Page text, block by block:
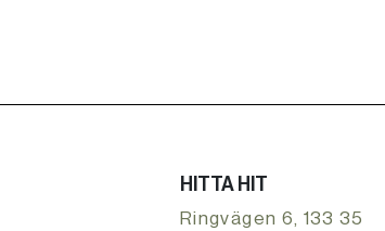
HITTA HIT
Ringvägen 6, 133 35